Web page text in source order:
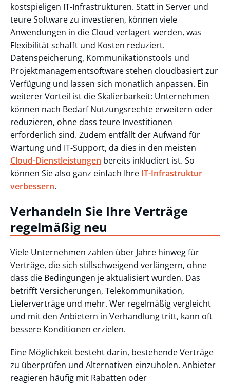
kostspieligen IT-Infrastrukturen. Statt in Server und
teure Software zu investieren, können viele
Anwendungen in die Cloud verlagert werden, was
Flexibilität schafft und Kosten reduziert.
Datenspeicherung, Kommunikationstools und
Projektmanagementsoftware stehen cloudbasiert zur
Verfügung und lassen sich monatlich anpassen. Ein
weiterer Vorteil ist die Skalierbarkeit: Unternehmen
können nach Bedarf Nutzungsrechte erweitern oder
reduzieren, ohne dass teure Investitionen
erforderlich sind. Zudem entfällt der Aufwand für
Wartung und IT-Support, da dies in den meisten
Cloud-Dienstleistungen bereits inkludiert ist. So
können Sie also ganz einfach Ihre IT-Infrastruktur
verbessern.
Verhandeln Sie Ihre Verträge
regelmäßig neu
Viele Unternehmen zahlen über Jahre hinweg für
Verträge, die sich stillschweigend verlängern, ohne
dass die Bedingungen je aktualisiert wurden. Das
betrifft Versicherungen, Telekommunikation,
Lieferverträge und mehr. Wer regelmäßig vergleicht
und mit den Anbietern in Verhandlung tritt, kann oft
bessere Konditionen erzielen.
Eine Möglichkeit besteht darin, bestehende Verträge
zu überprüfen und Alternativen einzuholen. Anbieter
reagieren häufig mit Rabatten oder